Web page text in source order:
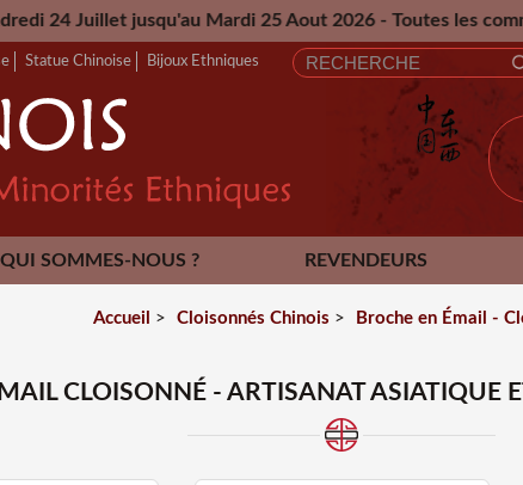
Mardi 25 Aout 2026 - Toutes les commandes
Statue Chinoise Bijoux Ethniques
QUI SOMMES-NOUS ? REVENDEURS
CONTACT
Accueil > Cloisonnés Chinois > Broche en Émail -
CLOISONNÉ - ARTISANAT ASIATIQUE